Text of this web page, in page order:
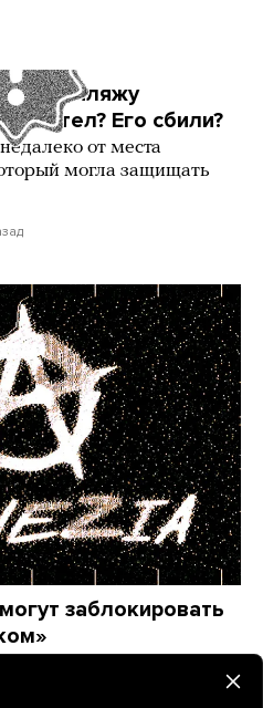
по пляжу
летел? Его сбили?
от места
могла защищать
заблокировать
— пережил крупнейшую